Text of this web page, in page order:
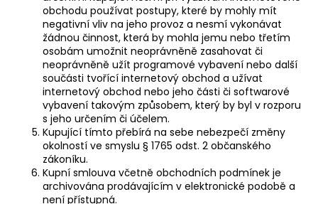
obchodu používat postupy, které by mohly mít
negativní vliv na jeho provoz a nesmí vykonávat
žádnou činnost, která by mohla jemu nebo třetím
osobám umožnit neoprávněně zasahovat či
neoprávněně užít programové vybavení nebo další
součásti tvořící internetový obchod a užívat
internetový obchod nebo jeho části či softwarové
vybavení takovým způsobem, který by byl v rozporu
s jeho určením či účelem.
Kupující tímto přebírá na sebe nebezpečí změny
okolností ve smyslu § 1765 odst. 2 občanského
zákoníku.
Kupní smlouva včetně obchodních podmínek je
archivována prodávajícím v elektronické podobě a
není přístupná.